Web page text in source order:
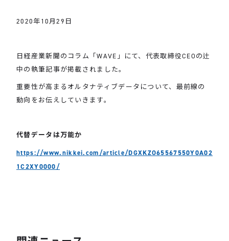
2020年10月29日
日経産業新聞のコラム「WAVE」にて、代表取締役CEOの辻
中の執筆記事が掲載されました。
重要性が高まるオルタナティブデータについて、最前線の
動向をお伝えしていきます。
代替データは万能か
https://www.nikkei.com/article/DGXKZO65567550Y0A02
1C2XY0000/